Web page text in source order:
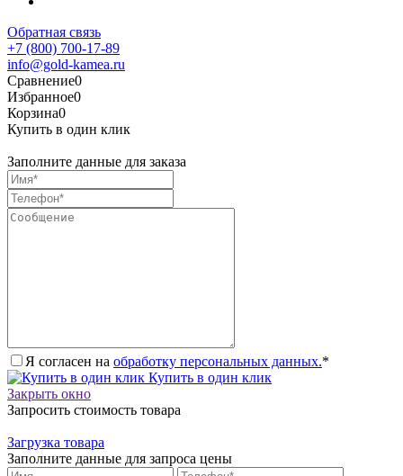
Обратная связь
+7 (800) 700-17-89
info@gold-kamea.ru
Сравнение0
Избранное0
Корзина0
Купить в один клик
Заполните данные для заказа
Я согласен на обработку персональных данных.*
Купить в один клик
Закрыть окно
Запросить стоимость товара
Загрузка товара
Заполните данные для запроса цены